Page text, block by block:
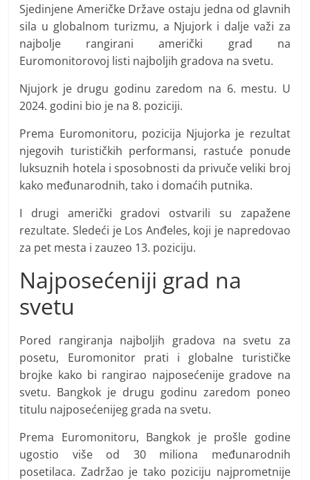
Sjedinjene Američke Države ostaju jedna od glavnih
sila u globalnom turizmu, a Njujork i dalje važi za
najbolje rangirani američki grad na
Euromonitorovoj listi najboljih gradova na svetu.
Njujork je drugu godinu zaredom na 6. mestu. U
2024. godini bio je na 8. poziciji.
Prema Euromonitoru, pozicija Njujorka je rezultat
njegovih turističkih performansi, rastuće ponude
luksuznih hotela i sposobnosti da privuče veliki broj
kako međunarodnih, tako i domaćih putnika.
I drugi američki gradovi ostvarili su zapažene
rezultate. Sledeći je Los Anđeles, koji je napredovao
za pet mesta i zauzeo 13. poziciju.
Najposećeniji grad na
svetu
Pored rangiranja najboljih gradova na svetu za
posetu, Euromonitor prati i globalne turističke
brojke kako bi rangirao najposećenije gradove na
svetu. Bangkok je drugu godinu zaredom poneo
titulu najposećenijeg grada na svetu.
Prema Euromonitoru, Bangkok je prošle godine
ugostio više od 30 miliona međunarodnih
posetilaca. Zadržao je tako poziciju najprometnije